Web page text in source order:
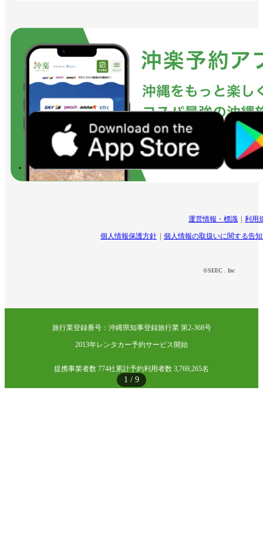
1 / 9
運営情報・標識 利用
個人情報保護方針 個人情報の取扱いに関する告
©SEEC . Inc
旅行業登録番号：沖縄県知事登録旅行業 第2-368号
2013年レンタカー予約サービス開始
提携事業者数 774社累計予約利用者数 3,769,265名